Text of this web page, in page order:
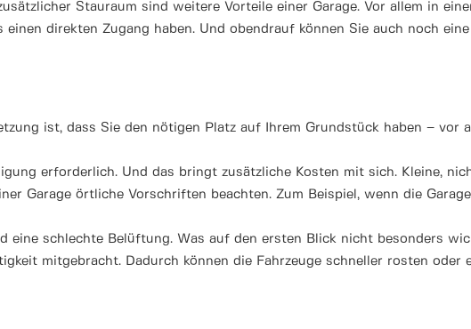
Stauraum sind weitere Vorteile einer Garage. Vor allem in
direkten Zugang haben. Und obendrauf können Sie auch noch
ist, dass Sie den nötigen Platz auf Ihrem Grundstück haben – vor
erforderlich. Und das bringt zusätzliche Kosten mit sich. Kleine,
Garage örtliche Vorschriften beachten. Zum Beispiel, wenn die
eine schlechte Belüftung. Was auf den ersten Blick nicht besonders
mitgebracht. Dadurch können die Fahrzeuge schneller rosten oder